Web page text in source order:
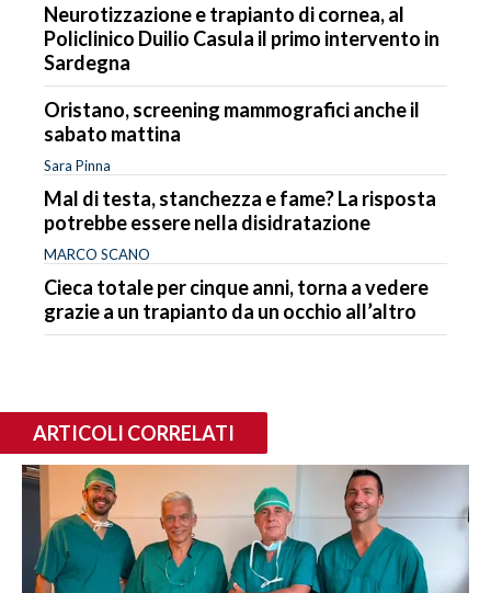
Neurotizzazione e trapianto di cornea, al
Policlinico Duilio Casula il primo intervento in
Sardegna
Oristano, screening mammografici anche il
sabato mattina
Sara Pinna
Mal di testa, stanchezza e fame? La risposta
potrebbe essere nella disidratazione
MARCO SCANO
Cieca totale per cinque anni, torna a vedere
grazie a un trapianto da un occhio all’altro
ARTICOLI CORRELATI